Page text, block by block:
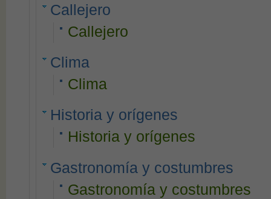
Callejero
Callejero
Clima
Clima
Historia y orígenes
Historia y orígenes
Gastronomía y costumbres
Gastronomía y costumbres